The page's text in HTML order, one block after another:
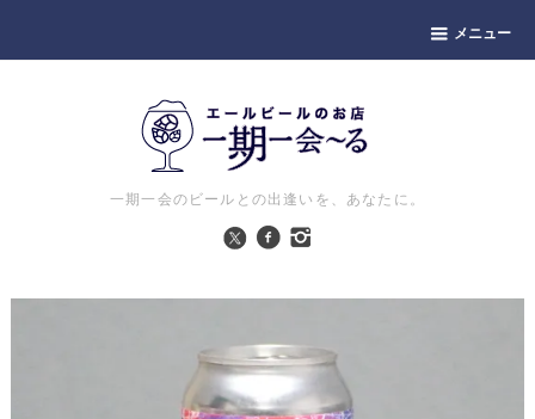
メニュー
一期一会のビールとの出逢いを、あなたに。